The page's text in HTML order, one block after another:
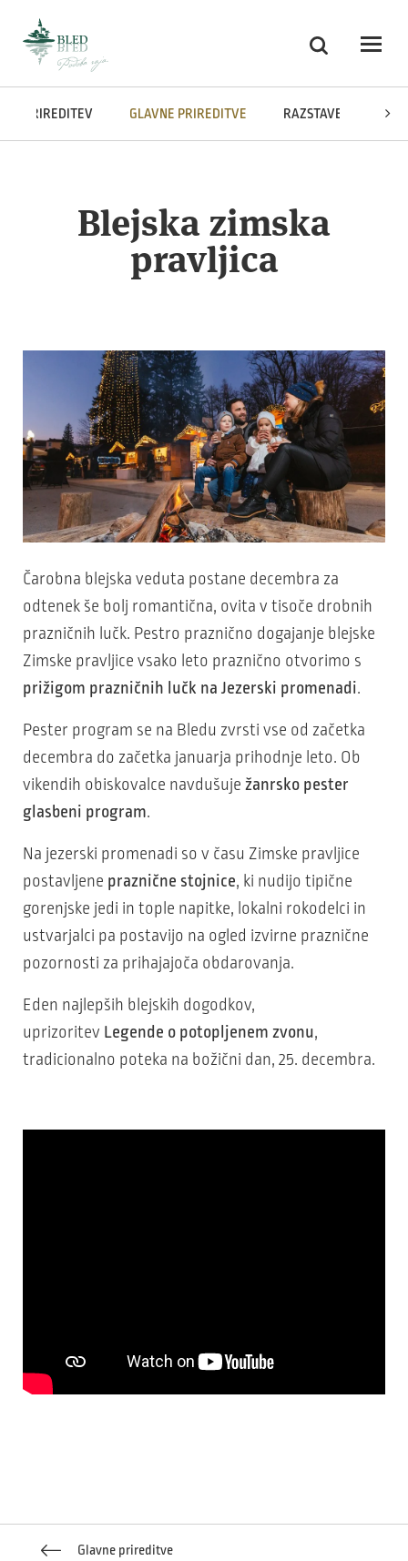
Iskanje
Odpri
PRIREDITEV GLAVNE PRIREDITVE RAZSTAVE
Blejska zimska
pravljica
Čarobna blejska veduta postane decembra za
odtenek še bolj romantična, ovita v tisoče drobnih
prazničnih lučk. Pestro praznično dogajanje blejske
Zimske pravljice vsako leto praznično otvorimo s
prižigom prazničnih lučk na Jezerski promenadi.
Pester program se na Bledu zvrsti vse od začetka
decembra do začetka januarja prihodnje leto. Ob
vikendih obiskovalce navdušuje žanrsko pester
glasbeni program.
Na jezerski promenadi so v času Zimske pravljice
postavljene praznične stojnice, ki nudijo tipične
gorenjske jedi in tople napitke, lokalni rokodelci in
ustvarjalci pa postavijo na ogled izvirne praznične
pozornosti za prihajajoča obdarovanja.
Eden najlepših blejskih dogodkov,
uprizoritev Legende o potopljenem zvonu,
tradicionalno poteka na božični dan, 25. decembra.
Glavne prireditve